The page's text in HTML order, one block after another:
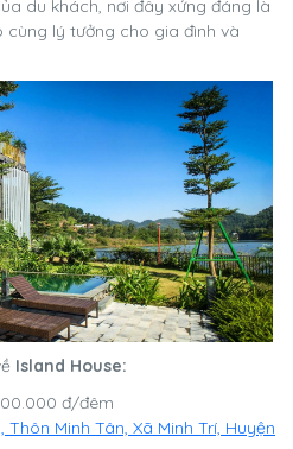
du khách, nơi đây xứng đáng là
cùng lý tưởng cho gia đình và
Island House:
đ/đêm
Minh Tân, Xã Minh Trí, Huyện